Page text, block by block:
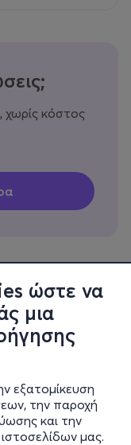
ώστε να
μια
εξατομίκευση
την παροχή
και την
μας.
χωρίς κόστος